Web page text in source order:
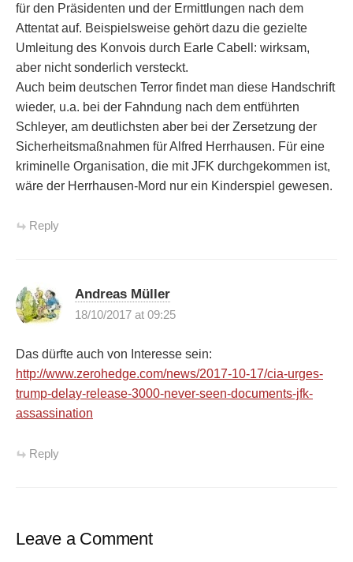
für den Präsidenten und der Ermittlungen nach dem
Attentat auf. Beispielsweise gehört dazu die gezielte
Umleitung des Konvois durch Earle Cabell: wirksam,
aber nicht sonderlich versteckt.
Auch beim deutschen Terror findet man diese Handschrift
wieder, u.a. bei der Fahndung nach dem entführten
Schleyer, am deutlichsten aber bei der Zersetzung der
Sicherheitsmaßnahmen für Alfred Herrhausen. Für eine
kriminelle Organisation, die mit JFK durchgekommen ist,
wäre der Herrhausen-Mord nur ein Kinderspiel gewesen.
Reply
Andreas Müller
18/10/2017 at 09:25
Das dürfte auch von Interesse sein:
http://www.zerohedge.com/news/2017-10-17/cia-urges-
trump-delay-release-3000-never-seen-documents-jfk-
assassination
Reply
Leave a Comment